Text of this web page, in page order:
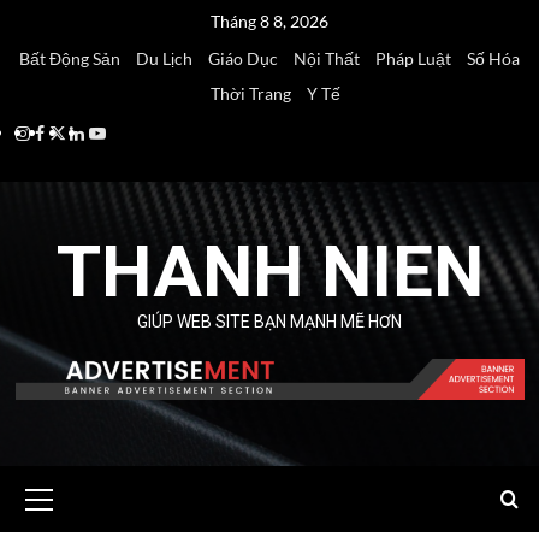
Tháng 8 8, 2026
Bất Động Sản
Du Lịch Giáo Dục Nội Thất Pháp Luật
Số Hóa
Thời Trang
Y Tế
Instagram
Facebook
Twitter
Linkedin
Youtube
THANH NIEN
GIÚP WEB SITE BẠN MẠNH MẼ HƠN
Menu